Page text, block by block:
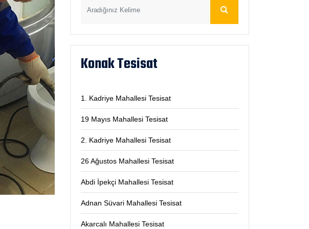
Konak Tesisat
1. Kadriye Mahallesi Tesisat
19 Mayıs Mahallesi Tesisat
2. Kadriye Mahallesi Tesisat
26 Ağustos Mahallesi Tesisat
Abdi İpekçi Mahallesi Tesisat
Adnan Süvari Mahallesi Tesisat
Akarcalı Mahallesi Tesisat